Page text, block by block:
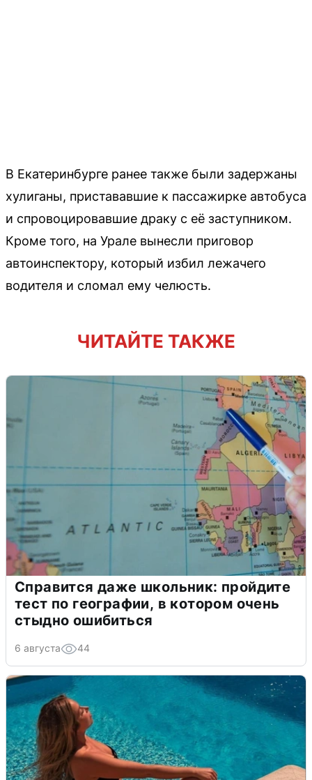
В Екатеринбурге ранее также были задержаны
хулиганы, пристававшие к пассажирке автобуса
и спровоцировавшие драку с её заступником.
Кроме того, на Урале вынесли приговор
автоинспектору, который избил лежачего
водителя и сломал ему челюсть.
ЧИТАЙТЕ ТАКЖЕ
Справится даже школьник: пройдите
тест по географии, в котором очень
стыдно ошибиться
6 августа 44